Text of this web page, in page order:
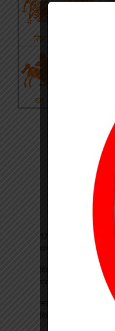
17 अगस्त की हड़ताल से
मांगों पर बनी सहमति
विकसित भारत रोजगार
प्रतिनिधियों ने सीखी
साइबर सुरक्षा एवं छात्र